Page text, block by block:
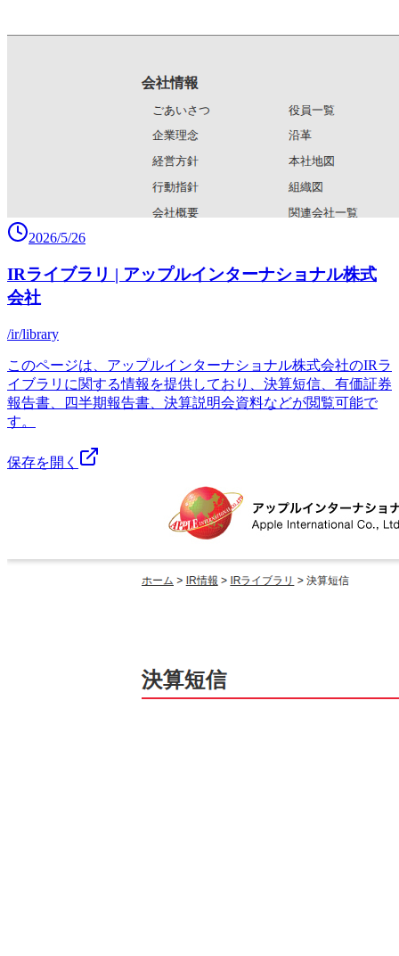
2026/5/26
IRライブラリ | アップルインターナショナル株式
会社
/ir/library
このページは、アップルインターナショナル株式会社のIRラ
イブラリに関する情報を提供しており、決算短信、有価証券
報告書、四半期報告書、決算説明会資料などが閲覧可能で
す。
保存を開く